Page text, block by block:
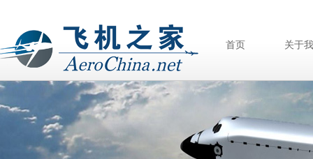
首页 关于